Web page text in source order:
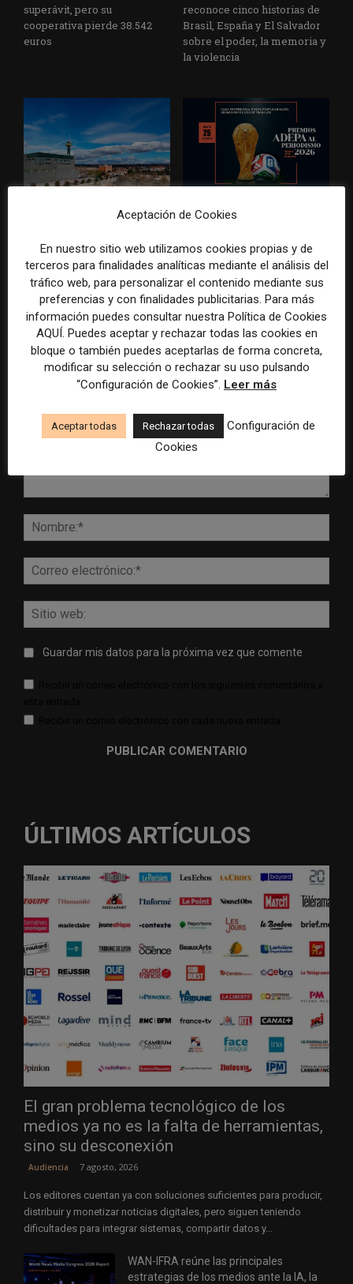
superávit, pero su
cooperativa pierde 38.542
euros
reconoce cinco historias de
Brasil, España y El Salvador
sobre el poder, la memoria y
la violencia
establece un sistema de
inteligencia artificial
especial para la mejor
Mundial 2026
DEJA UNA RESPUESTA
Guardar mis datos para la próxima vez que comente
ÚLTIMOS ARTÍCULOS
El gran problema tecnológico de los
medios ya no es la falta de herramientas,
sino su desconexión
Audiencia 7 agosto, 2026
Los editores cuentan ya con soluciones suficientes para producir,
distribuir y monetizar noticias digitales, pero siguen teniendo
dificultades para integrar sistemas, compartir datos y...
WAN-IFRA reúne las principales
estrategias de los medios ante la IA, la
Aceptación de Cookies
En nuestro sitio web utilizamos cookies propias y de
terceros para finalidades analíticas mediante el análisis del
tráfico web, para personalizar el contenido mediante sus
preferencias y con finalidades publicitarias. Para más
información puedes consultar nuestra Política de Cookies
AQUÍ. Puedes aceptar y rechazar todas las cookies en
bloque o también puedes aceptarlas de forma concreta,
modificar su selección o rechazar su uso pulsando
“Configuración de Cookies”. Leer más
Aceptar todas Rechazar todas
Configuración de
Cookies